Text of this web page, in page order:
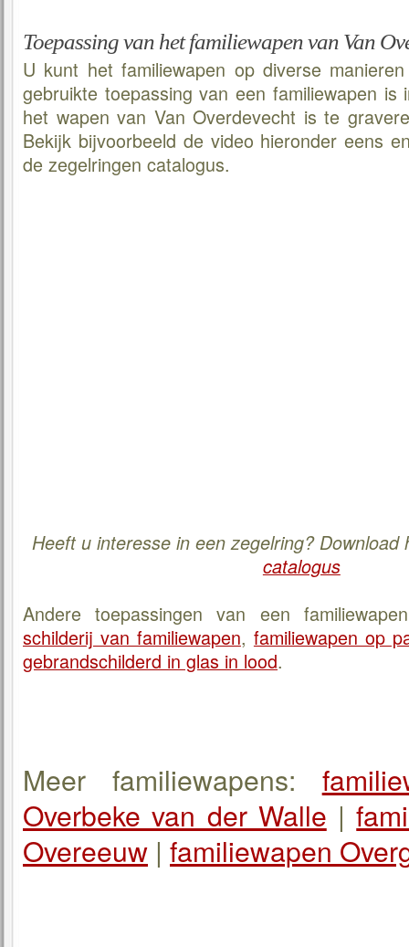
Toepassing van het familiewapen van Van
U kunt het familiewapen op diverse
gebruikte toepassing van een familiewapen is
het wapen van Van Overdevecht is te
Bekijk bijvoorbeeld de video hieronder eens
de zegelringen catalogus.
Heeft u interesse in een zegelring?
catalogus
Andere toepassingen van een
schilderij van familiewapen, familiewapen op
gebrandschilderd in glas in lood.
Meer familiewapens:
Overbeke van der Walle |
Overeeuw | familiewapen